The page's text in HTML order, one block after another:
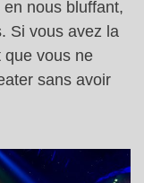
nous bluffant,
Si vous avez la
que vous ne
sans avoir